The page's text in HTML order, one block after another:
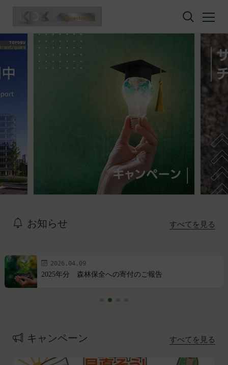
コンテンツへスキップ
お知らせ すべてを見る
2026.04.09
2025年分 森林保全への寄付のご報告
キャンペーン すべてを見る
プライバシーポリシー
の保護に関する法律、その他関連する法令等を遵守
するとともに、以下の方針に沿ってお客様からお預
かりした情報を取り扱い、正確性および機密性の保
利用規約
用規約（以下「本規約」といいます。）を下記の通
り定めます。
本サービスをご利用される方は、ご登録される前に
Amazonギフト券
ト券番号を贈ります。
有効期限は発行から10年です。
ギフト券を適用する方法: